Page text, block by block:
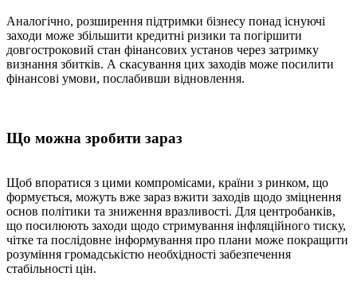
Аналогічно, розширення підтримки бізнесу понад існуючі
заходи може збільшити кредитні ризики та погіршити
довгостроковий стан фінансових установ через затримку
визнання збитків. А скасування цих заходів може посилити
фінансові умови, послабивши відновлення.
Що можна зробити зараз
Щоб впоратися з цими компромісами, країни з ринком, що
формується, можуть вже зараз вжити заходів щодо зміцнення
основ політики та зниження вразливості. Для центробанків,
що посилюють заходи щодо стримування інфляційного тиску,
чітке та послідовне інформування про плани може покращити
розуміння громадськістю необхідності забезпечення
стабільності цін.